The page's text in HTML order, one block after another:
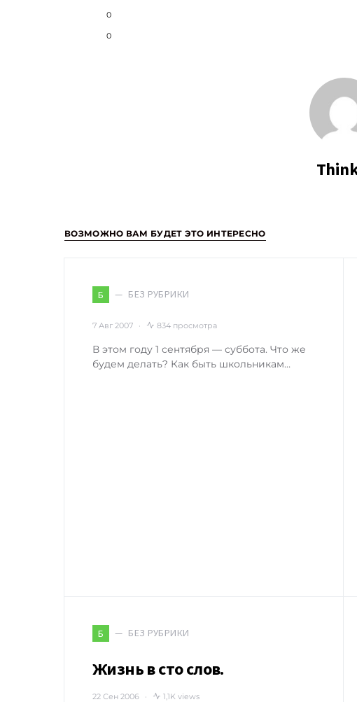
0
0
ВОЗМОЖНО ВАМ БУДЕТ ЭТО ИНТЕРЕСНО
Б БЕЗ РУБРИКИ
7 Авг 2007 834 просмотра
В этом году 1 сентября — суббота. Что же
будем делать? Как быть школьникам…
Б БЕЗ РУБРИКИ
Жизнь в сто слов.
22 Сен 2006 1,1K views